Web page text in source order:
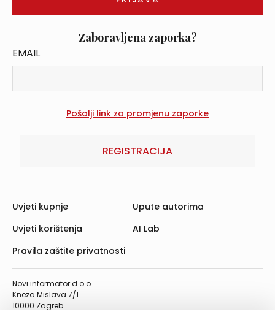
Zaboravljena zaporka?
EMAIL
REGISTRACIJA
Novi informator d.o.o.
Kneza Mislava 7/1
10000 Zagreb
Uvjeti kupnje
Uvjeti korištenja
Pravila zaštite privatnosti
Upute autorima
AI Lab